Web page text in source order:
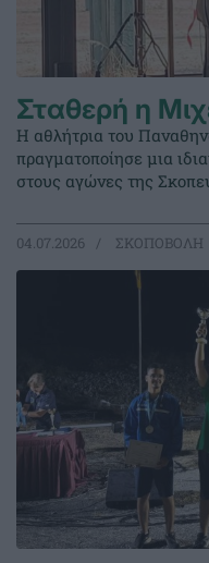
Σταθερή η
Η αθλήτρια του
πραγματοποίησε μια
στους αγώνες της
04.07.2026 ΣΚΟΠΟΒΟΛΗ